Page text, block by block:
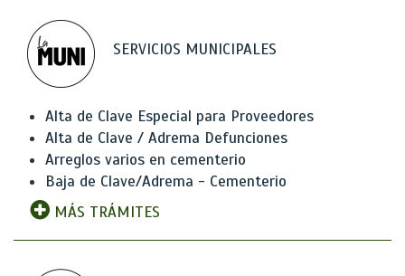
SERVICIOS MUNICIPALES
Alta de Clave Especial para Proveedores
Alta de Clave / Adrema Defunciones
Arreglos varios en cementerio
Baja de Clave/Adrema - Cementerio
MÁS TRÁMITES